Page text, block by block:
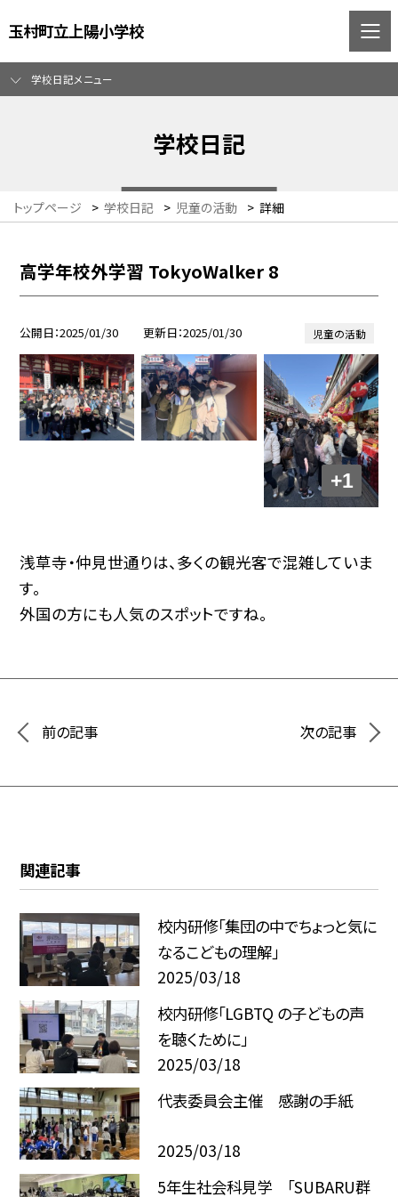
玉村町立上陽小学校
学校日記メニュー
学校日記
トップページ > 学校日記 > 児童の活動 > 詳細
高学年校外学習 TokyoWalker 8
公開日 2025/01/30 更新日 2025/01/30 児童の活動
+1
浅草寺・仲見世通りは、多くの観光客で混雑していま
す。
外国の方にも人気のスポットですね。
前の記事 次の記事
関連記事
校内研修「集団の中でちょっと気に
なるこどもの理解」
2025/03/18
校内研修「LGBTQ の子どもの声
を聴くために」
2025/03/18
代表委員会主催 感謝の手紙
2025/03/18
5年生社会科見学 「SUBARU群